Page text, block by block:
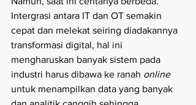
Intergrasi antara IT dan OT semakin
cepat dan melekat seiring diadakannya
transformasi digital, hal ini
mengharuskan banyak sistem pada
industri harus dibawa ke ranah online
untuk menampilkan data yang banyak